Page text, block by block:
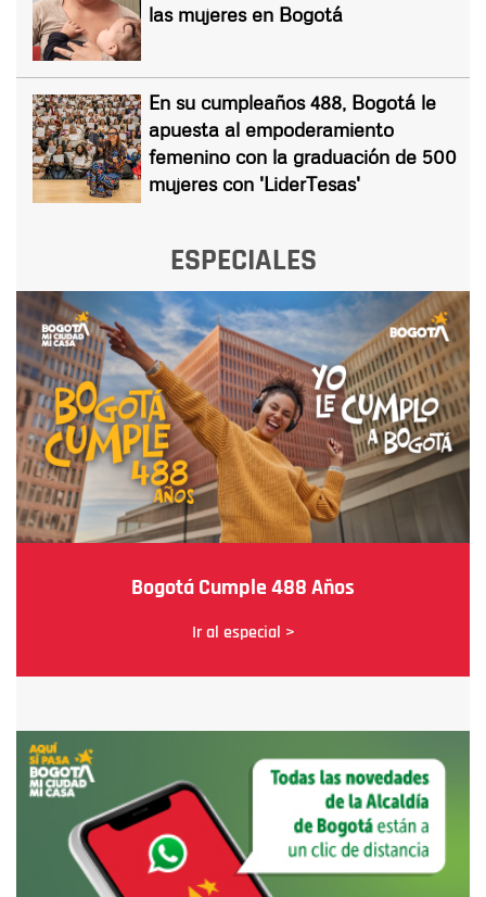
las mujeres en Bogotá
En su cumpleaños 488, Bogotá le
apuesta al empoderamiento
femenino con la graduación de 500
mujeres con 'LiderTesas'
ESPECIALES
Bogotá Cumple 488 Años
Ir al especial >